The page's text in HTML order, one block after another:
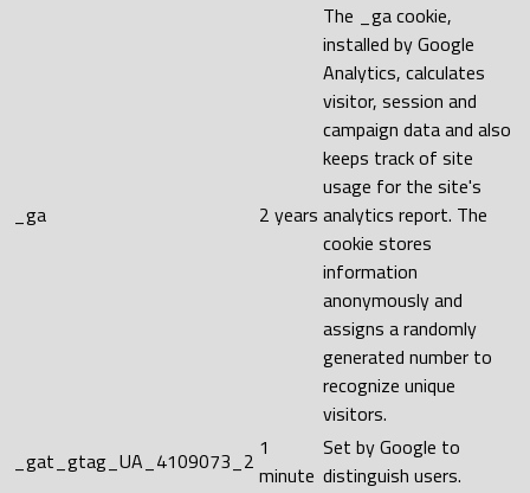
_ga 2 years
The _ga cookie,
installed by Google
Analytics, calculates
visitor, session and
campaign data and also
keeps track of site
usage for the site's
analytics report. The
cookie stores
information
anonymously and
assigns a randomly
generated number to
recognize unique
visitors.
_gat_gtag_UA_4109073_2 1
minute
Set by Google to
distinguish users.